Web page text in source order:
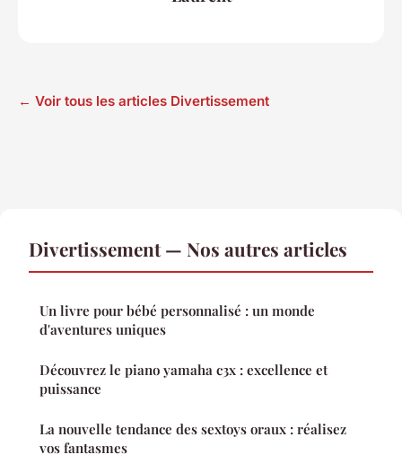
← Voir tous les articles Divertissement
Divertissement — Nos autres articles
Un livre pour bébé personnalisé : un monde
d'aventures uniques
Découvrez le piano yamaha c3x : excellence et
puissance
La nouvelle tendance des sextoys oraux : réalisez
vos fantasmes